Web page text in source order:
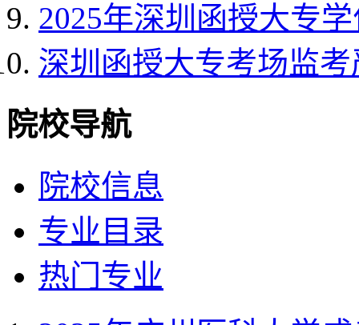
2025年深圳函授大专
深圳函授大专考场监考
院校导航
院校信息
专业目录
热门专业